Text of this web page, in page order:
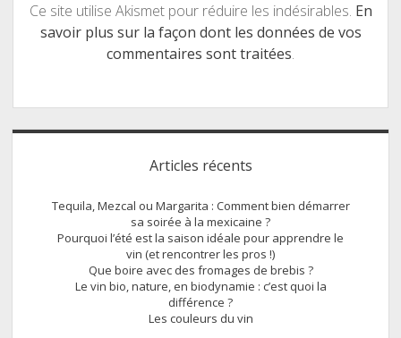
Ce site utilise Akismet pour réduire les indésirables. En
savoir plus sur la façon dont les données de vos
commentaires sont traitées.
Articles récents
Tequila, Mezcal ou Margarita : Comment bien démarrer
sa soirée à la mexicaine ?
Pourquoi l’été est la saison idéale pour apprendre le
vin (et rencontrer les pros !)
Que boire avec des fromages de brebis ?
Le vin bio, nature, en biodynamie : c’est quoi la
différence ?
Les couleurs du vin